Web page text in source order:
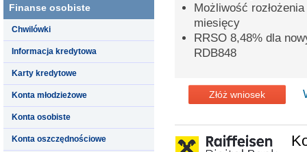
Finanse osobiste
Chwilówki
Informacja kredytowa
Karty kredytowe
Konta młodzieżowe
Konta osobiste
Konta oszczędnościowe
Możliwość
miesięcy
RRSO 8,48% dla
RDB848
Złóż wniosek